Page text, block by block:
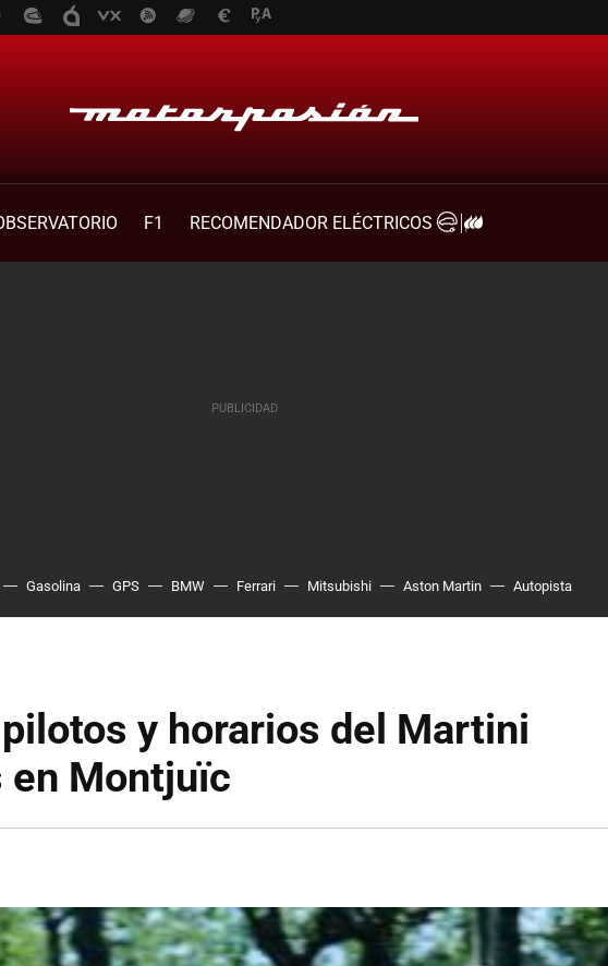
F1 RECOMENDADOR ELÉCTRICOS
Gasolina GPS BMW Ferrari Mitsubishi Aston Martin Autopista
y horarios del Martini
en Montjuïc